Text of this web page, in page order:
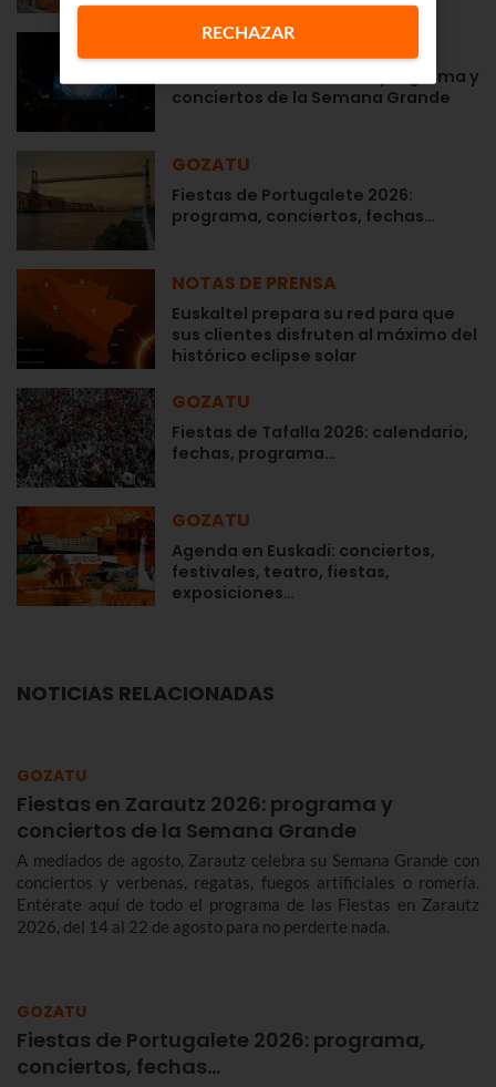
GOZATU
Fiestas en Zarautz 2026: programa y
conciertos de la Semana Grande
GOZATU
Fiestas de Portugalete 2026:
programa, conciertos, fechas…
NOTAS DE PRENSA
Euskaltel prepara su red para que
sus clientes disfruten al máximo del
histórico eclipse solar
GOZATU
Fiestas de Tafalla 2026: calendario,
fechas, programa…
GOZATU
Agenda en Euskadi: conciertos,
festivales, teatro, fiestas,
exposiciones…
NOTICIAS RELACIONADAS
GOZATU
Fiestas en Zarautz 2026: programa y
conciertos de la Semana Grande
A mediados de agosto, Zarautz celebra su Semana Grande con
conciertos y verbenas, regatas, fuegos artificiales o romería.
Entérate aquí de todo el programa de las Fiestas en Zarautz
2026, del 14 al 22 de agosto para no perderte nada.
GOZATU
Fiestas de Portugalete 2026: programa,
conciertos, fechas…
RECHAZAR